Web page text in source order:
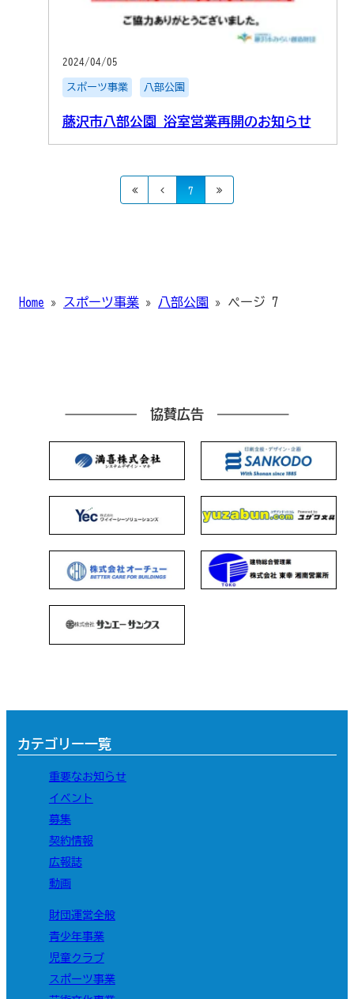
2024/04/05
スポーツ事業 八部公園
藤沢市八部公園 浴室営業再開のお知らせ
7
Home » スポーツ事業 » 八部公園 » ページ 7
協賛広告
カテゴリー一覧
重要なお知らせ
イベント
募集
契約情報
広報誌
動画
財団運営全般
青少年事業
児童クラブ
スポーツ事業